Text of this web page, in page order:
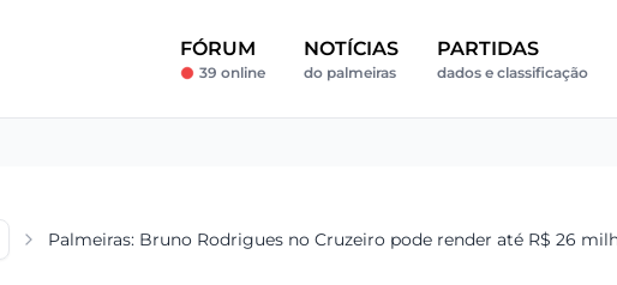
FÓRUM
39 online
NOTÍCIAS
do palmeiras
PARTIDAS
dados e classificação
Palmeiras: Bruno Rodrigues no Cruzeiro pode render até R$ 26